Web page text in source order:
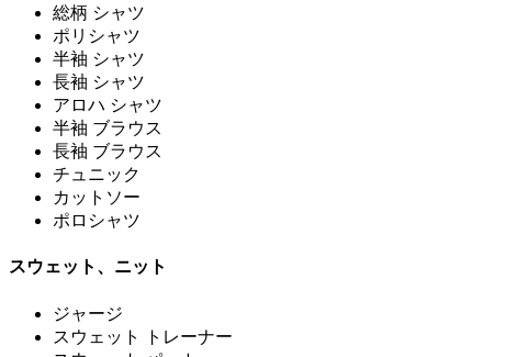
総柄 シャツ
ポリシャツ
半袖 シャツ
長袖 シャツ
アロハ シャツ
半袖 ブラウス
長袖 ブラウス
チュニック
カットソー
ポロシャツ
スウェット、ニット
ジャージ
スウェット トレーナー